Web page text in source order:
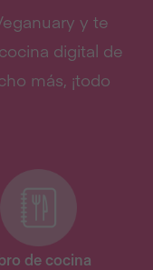
y te
digital de
más, ¡todo
de cocina